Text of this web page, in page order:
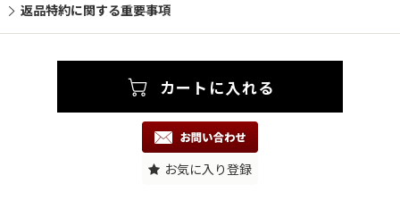
返品特約に関する重要事項
お気に入り登録